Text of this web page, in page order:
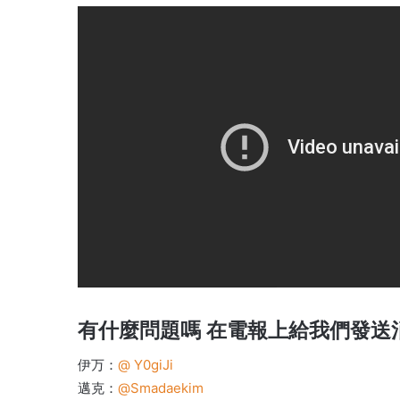
有什麼問題嗎 在電報上給我們發送
伊万： @ Y0giJi
邁克： @Smadaekim